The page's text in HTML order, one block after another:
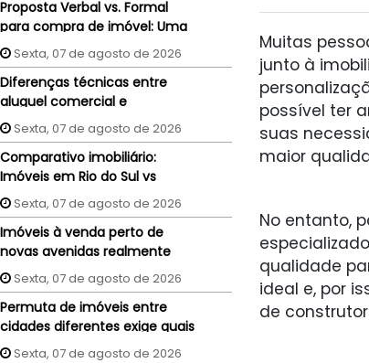
imóvel recém-comprado?
Proposta Verbal vs. Formal
para compra de imóvel: Uma
proposta aceita por WhatsApp
ou e-mail tem validade
jurídica?
Sexta, 07 de agosto de 2026
Diferenças técnicas entre
aluguel comercial e
residencial: Um guia completo
Sexta, 07 de agosto de 2026
Comparativo imobiliário:
Imóveis em Rio do Sul vs
Imóveis em Florianópolis
(interior x capital)
Sexta, 07 de agosto de 2026
Imóveis à venda perto de
novas avenidas realmente
valorizam mais?
Sexta, 07 de agosto de 2026
Permuta de imóveis entre
cidades diferentes exige quais
cuidados?
Sexta, 07 de agosto de 2026
Muitas
junto à
possível ter
suas
maior
No entanto,
qualidade
ideal e, por
de